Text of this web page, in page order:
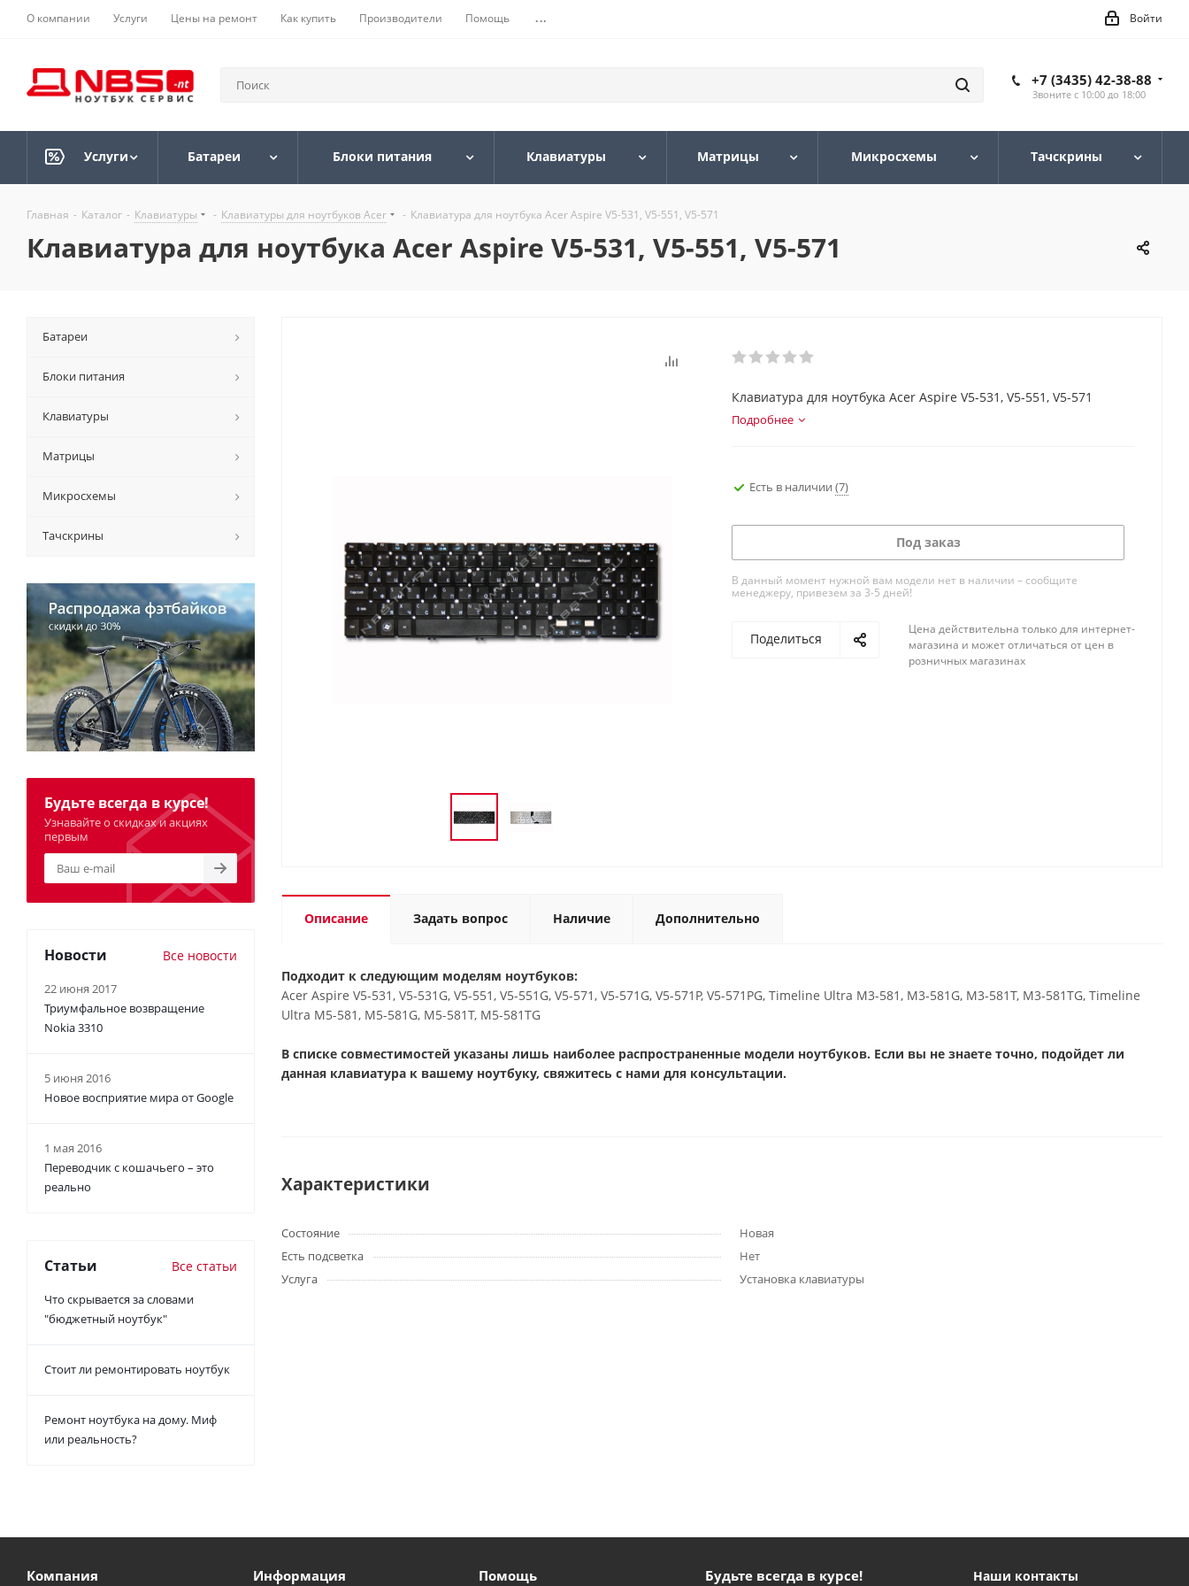
О компании Услуги Цены на ремонт Как купить Производители Помощь ... Войти
+7 (3435) 42-38-88
Звоните с 10:00 до 18:00
Услуги Батареи Блоки питания Клавиатуры Матрицы Микросхемы Тачскрины
Главная - Каталог - Клавиатуры - Клавиатуры для ноутбуков Acer - Клавиатура для ноутбука Acer Aspire V5-531, V5-551, V5-571
Клавиатура для ноутбука Acer Aspire V5-531, V5-551, V5-571
Клавиатура для ноутбука Acer Aspire V5-531, V5-551, V5-571
Подробнее
Есть в наличии (7)
Под заказ
В данный момент нужной вам модели нет в наличии – сообщите
менеджеру, привезем за 3-5 дней!
Поделиться
Цена действительна только для интернет-
магазина и может отличаться от цен в
розничных магазинах
Описание Задать вопрос Наличие Дополнительно
Подходит к следующим моделям ноутбуков:
Acer Aspire V5-531, V5-531G, V5-551, V5-551G, V5-571, V5-571G, V5-571P, V5-571PG, Timeline Ultra M3-581, M3-581G, M3-581T, M3-581TG, Timeline
Ultra M5-581, M5-581G, M5-581T, M5-581TG
В списке совместимостей указаны лишь наиболее распространенные модели ноутбуков. Если вы не знаете точно, подойдет ли
данная клавиатура к вашему ноутбуку, свяжитесь с нами для консультации.
Характеристики
Состояние
Новая
Есть подсветка
Нет
Услуга
Установка клавиатуры
Батареи
Блоки питания
Клавиатуры
Матрицы
Микросхемы
Тачскрины
Будьте всегда в курсе!
Узнавайте о скидках и акциях
первым
Новости Все новости
22 июня 2017
Триумфальное возвращение
Nokia 3310
5 июня 2016
Новое восприятие мира от Google
1 мая 2016
Переводчик с кошачьего – это
реально
Статьи Все статьи
Что скрывается за словами
"бюджетный ноутбук"
Стоит ли ремонтировать ноутбук
Ремонт ноутбука на дому. Миф
или реальность?
Компания Информация Помощь Будьте всегда в курсе! Наши контакты